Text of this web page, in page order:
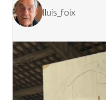
lluis_foix